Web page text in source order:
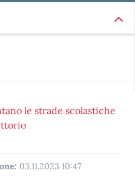
le strade scolastiche
03.11.2023 10:47